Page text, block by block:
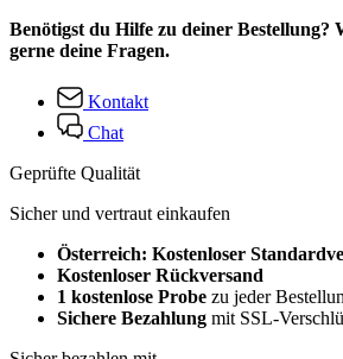
Benötigst du Hilfe zu deiner Bestellung?
gerne deine Fragen.
Kontakt
Chat
Geprüfte Qualität
Sicher und vertraut einkaufen
Österreich: Kostenloser
Kostenloser Rückversand
1 kostenlose Probe zu jeder
Sichere Bezahlung mit SSL-